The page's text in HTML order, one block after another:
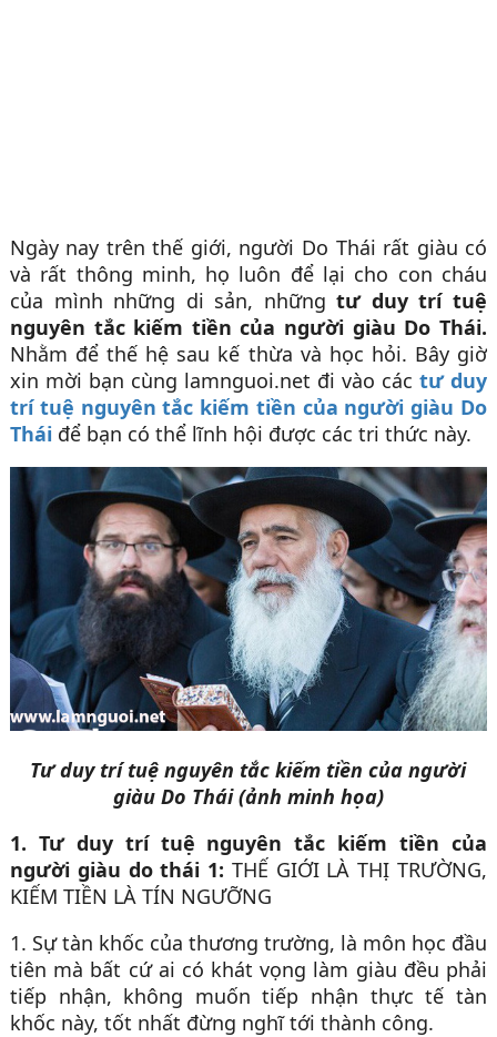
Ngày nay trên thế giới, người Do Thái rất giàu có
và rất thông minh, họ luôn để lại cho con cháu
của mình những di sản, nhữngtư duy trí tuệ
nguyên tắc kiếm tiền của người giàu Do Thái.
Nhằm để thế hệ sau kế thừa và học hỏi. Bây giờ
xin mời bạn cùng lamnguoi.net đi vào các tư duy
trí tuệ nguyên tắc kiếm tiền của người giàu Do
Thái để bạn có thể lĩnh hội được các tri thức này.
Tư duy trí tuệ nguyên tắc kiếm tiền của người
giàu Do Thái (ảnh minh họa)
1. Tư duy trí tuệ nguyên tắc kiếm tiền của
người giàu do thái 1: THẾ GIỚI LÀ THỊ TRƯỜNG,
KIẾM TIỀN LÀ TÍN NGƯỠNG
1. Sự tàn khốc của thương trường, là môn học đầu
tiên mà bất cứ ai có khát vọng làm giàu đều phải
tiếp nhận, không muốn tiếp nhận thực tế tàn
khốc này, tốt nhất đừng nghĩ tới thành công.